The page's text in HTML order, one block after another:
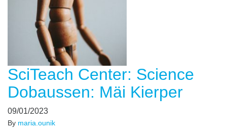
SciTeach Center: Science
Dobaussen: Mäi Kierper
09/01/2023
By maria.ounik